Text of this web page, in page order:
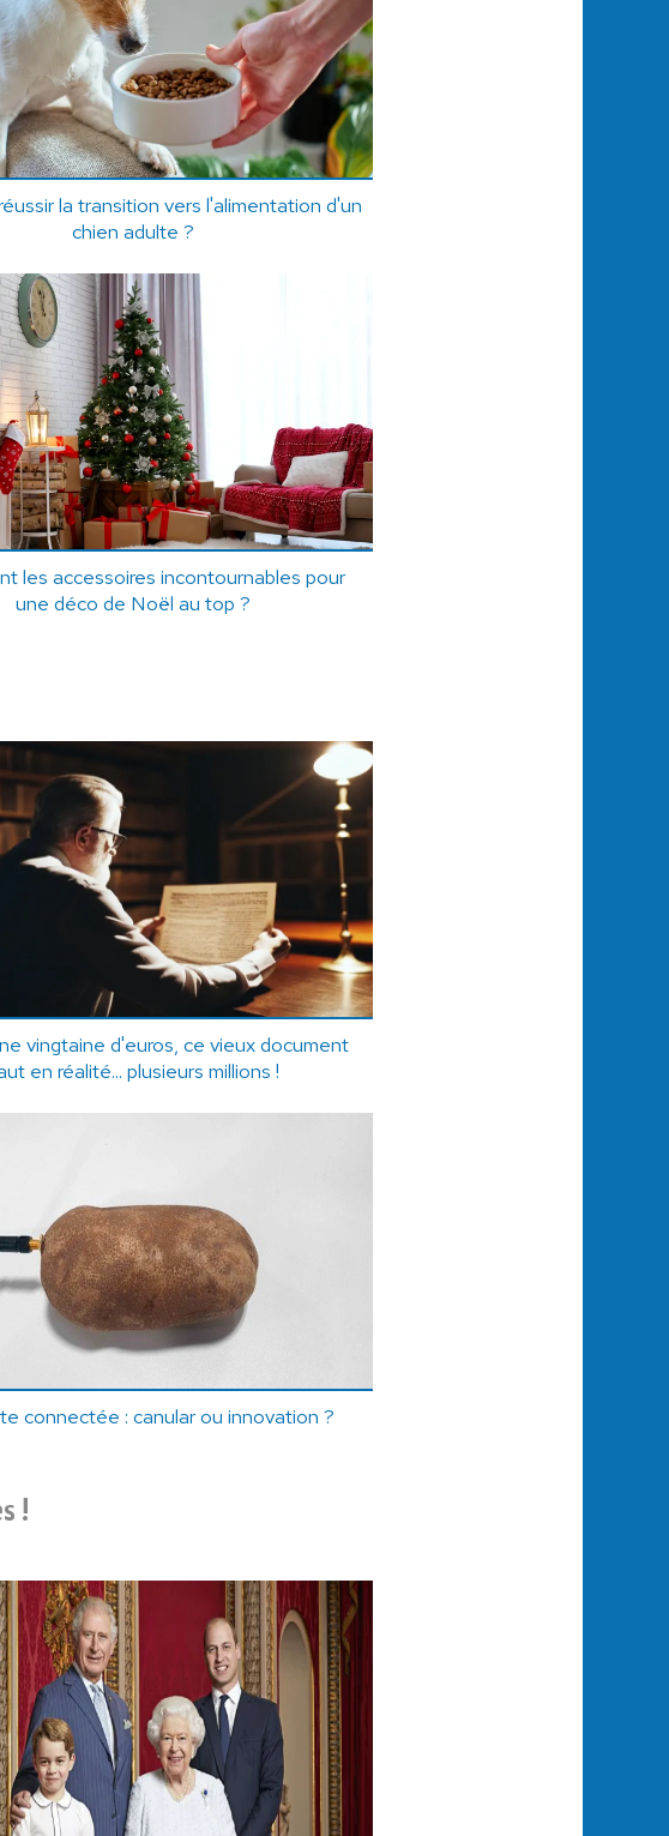
la transition vers l'alimentation d'un
chien adulte ?
les accessoires incontournables pour
une déco de Noël au top ?
vingtaine d'euros, ce vieux document
en réalité... plusieurs millions !
connectée : canular ou innovation ?
!